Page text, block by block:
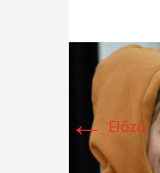
← Előző